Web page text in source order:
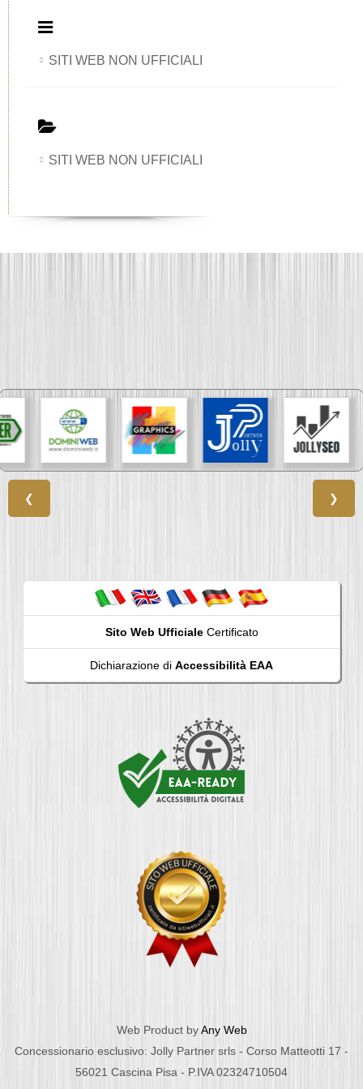
SITI WEB NON UFFICIALI
SITI WEB NON UFFICIALI
❮ ❯
Sito Web UfficialeCertificato
Dichiarazione di Accessibilità EAA
Web Product byAny Web
Concessionario esclusivo: Jolly Partner srls - Corso Matteotti 17 -
56021 Cascina Pisa - P.IVA 02324710504